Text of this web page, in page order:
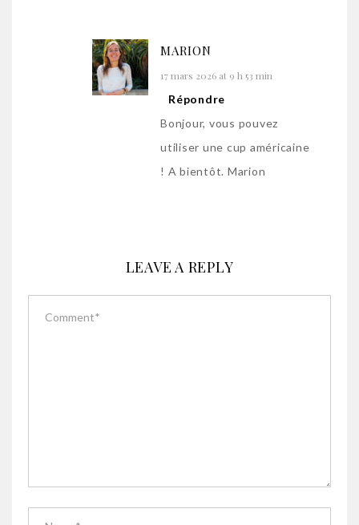
MARION
17 mars 2026 at 9 h 53 min
Répondre
Bonjour, vous pouvez
utiliser une cup américaine
! A bientôt. Marion
LEAVE A REPLY